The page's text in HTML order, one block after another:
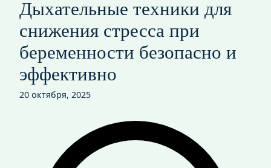
Дыхательные техники для
снижения стресса при
беременности безопасно и
эффективно
20 октября, 2025